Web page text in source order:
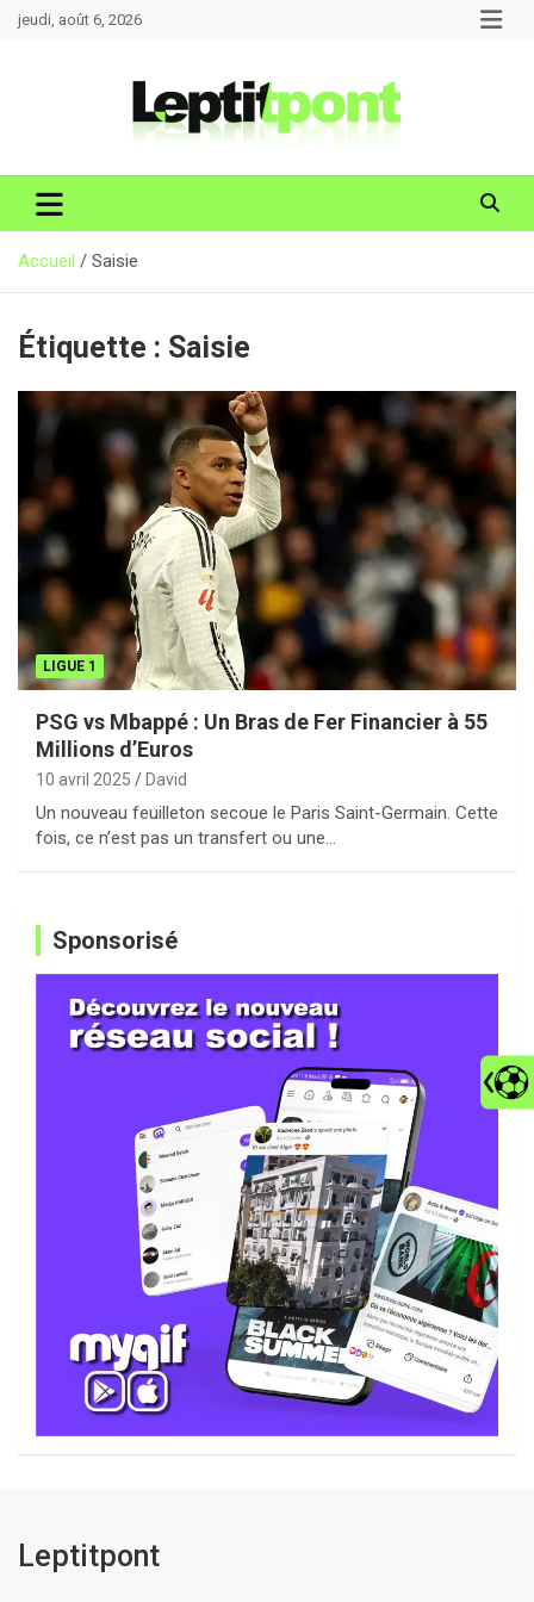
Aller
au
jeudi, août 6, 2026
Accueil Saisie
Étiquette : Saisie
LIGUE 1
PSG vs Mbappé : Un Bras de Fer Financier à 55
Millions d’Euros
10 avril 2025 David
Un nouveau feuilleton secoue le Paris Saint-Germain. Cette
fois, ce n’est pas un transfert ou une…
Sponsorisé
Leptitpont